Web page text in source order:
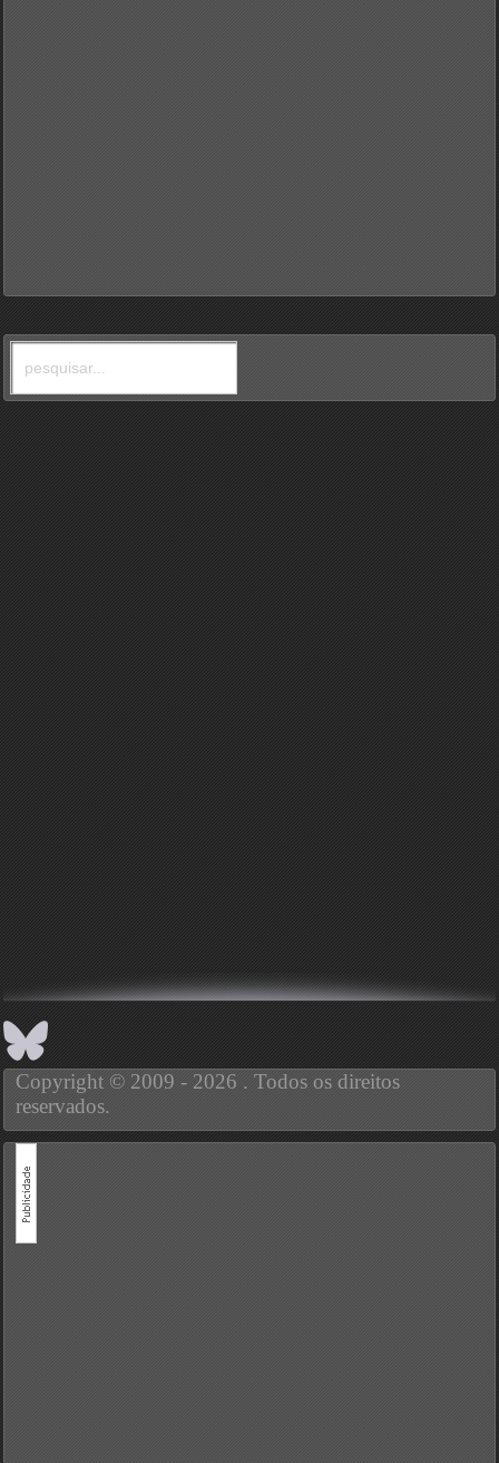
Copyright © 2009 - 2026 . Todos os direitos
reservados.